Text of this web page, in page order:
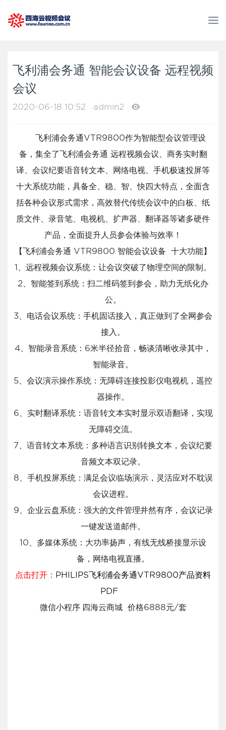
T
飞利浦会务通 智能会议设备 远程视频
会议
2020-06-18 10:52 admin2
飞利浦会务通VTR9800作为智能型会议管理设
备，集全了飞利浦会务通 远程视频会议、商务实时翻
译、会议纪要语音转文本、网络电视、手机极速投屏等
十大系统功能，具备全、稳、智、快四大特点，全面含
括各种会议形式需求，高效替代传统会议中的白板、纸
质文件、录音笔、电视机、扩声器、翻译器等诸多硬件
产品，全面提升人员参会体验与效率！
【飞利浦会务通 VTR9800 智能会议设备 十大功能】
1、远程视频会议系统：让会议突破了物理空间的限制。
2、智能签到系统：扫二维码签到参会，助力无纸化办
公。
3、电话会议系统：手机固话接入，真正做到了全网参会
接入。
4、智能录音系统：6米半径拾音，畅谈清晰收录其中，
智能录音。
5、会议演示操作系统：无障碍连接投影仪电视机，遥控
器操作。
6、实时翻译系统：语音转文本实时显示双语翻译，实现
无障碍交流。
7、语音转文本系统：多种语言识别转换文本，会议纪要
音频文本双记录。
8、手机投屏系统：满足会议临场演示，灵活应对不耽误
会议进程。
9、企业云盘系统：强大的文件管理井然有序，会议记录
一键发送道邮件。
10、多媒体系统：大功率扬声，有线无线桥接显示设
备，网络电视直播。
点击打开： PHILIPS飞利浦会务通VTR9800产品资料
PDF
微信小程序 四海云商城 价格6888元/套